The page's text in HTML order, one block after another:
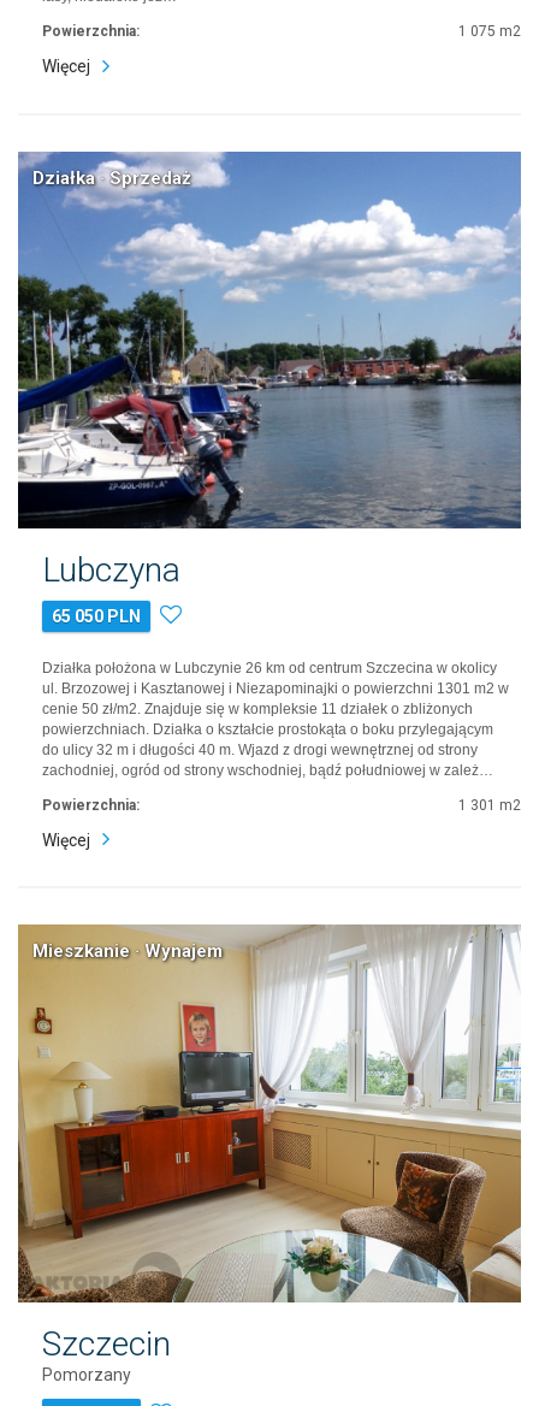
Powierzchnia: 1 075 m2
Więcej
Działka · Sprzedaż
Lubczyna
65 050 PLN
Działka położona w Lubczynie 26 km od centrum Szczecina w okolicy
ul. Brzozowej i Kasztanowej i Niezapominajki o powierzchni 1301 m2 w
cenie 50 zł/m2. Znajduje się w kompleksie 11 działek o zbliżonych
powierzchniach. Działka o kształcie prostokąta o boku przylegającym
do ulicy 32 m i długości 40 m. Wjazd z drogi wewnętrznej od strony
zachodniej, ogród od strony wschodniej, bądź południowej w zależ…
Powierzchnia: 1 301 m2
Więcej
Mieszkanie · Wynajem
Szczecin
Pomorzany